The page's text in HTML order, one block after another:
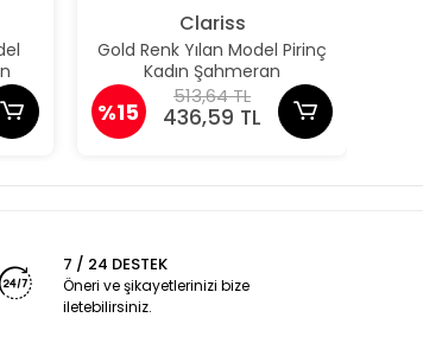
Clariss
Gold Renk Yılan Model Pirinç
Kadın Şahmeran
%15
513,64 TL
436,59 TL
7 / 24 DESTEK
Öneri ve şikayetlerinizi bize
iletebilirsiniz.